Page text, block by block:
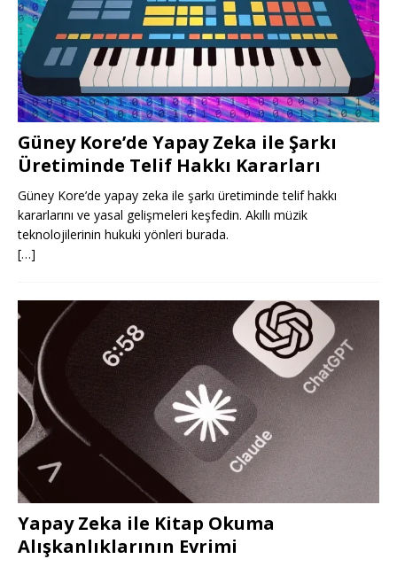
Güney Kore’de Yapay Zeka ile Şarkı
Üretiminde Telif Hakkı Kararları
Güney Kore’de yapay zeka ile şarkı üretiminde telif hakkı
kararlarını ve yasal gelişmeleri keşfedin. Akıllı müzik
teknolojilerinin hukuki yönleri burada.
[…]
Yapay Zeka ile Kitap Okuma
Alışkanlıklarının Evrimi